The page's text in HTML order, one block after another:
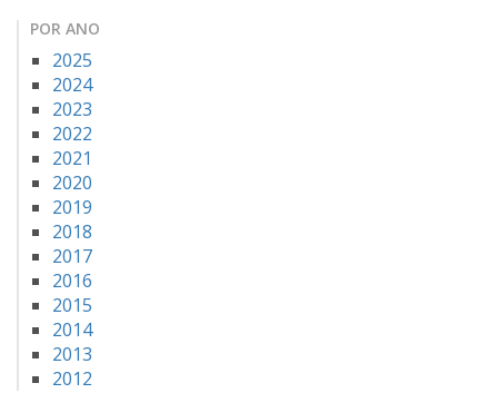
POR ANO
2025
2024
2023
2022
2021
2020
2019
2018
2017
2016
2015
2014
2013
2012